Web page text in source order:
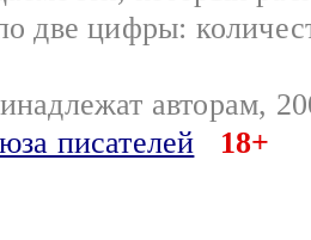
две цифры:
авторам,
писателей
18+